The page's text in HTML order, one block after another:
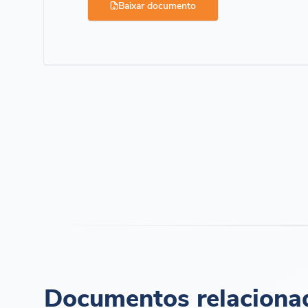
Baixar documento
Documentos